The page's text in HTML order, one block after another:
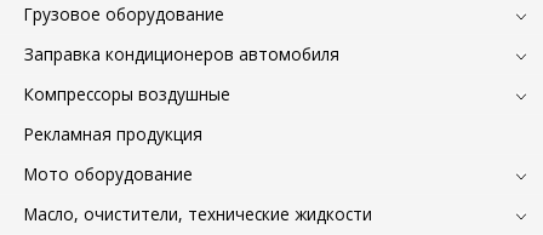
Грузовое оборудование
Заправка кондиционеров автомобиля
Компрессоры воздушные
Рекламная продукция
Мото оборудование
Масло, очистители, технические жидкости